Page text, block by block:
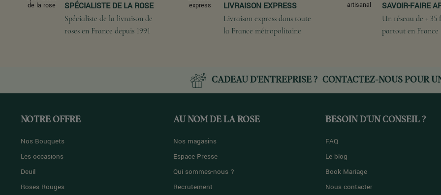
SPÉCIALISTE DE LA ROSE
Spécialiste de la livraison de
roses en France depuis 1991
LIVRAISON EXPRESS
Livraison express dans toute
la France métropolitaine
SAVOIR-FAIRE
Un réseau de + 35
partout en France
CADEAU D'ENTREPRISE ? CONTACTEZ-NOUSPOUR
NOTRE OFFRE
Nos Bouquets
Les occasions
Deuil
Roses Rouges
AU NOM DE LA ROSE
Nos magasins
Espace Presse
Qui sommes-nous ?
Recrutement
BESOIN D'UN CONSEIL ?
FAQ
Le blog
Book Mariage
Nous contacter